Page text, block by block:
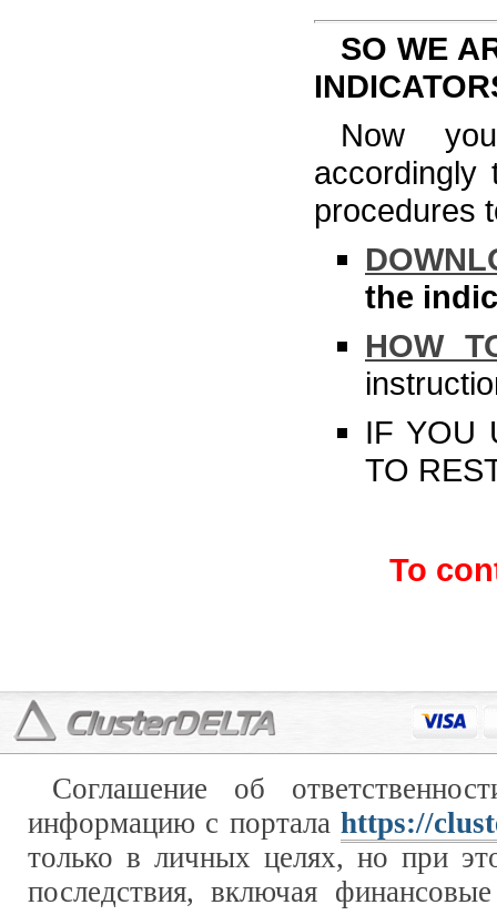
SO WE
Now
accordingly
procedures
the
HOW
IF YOU
TO
To
Соглашение об
информацию с порталаhttps://
только в личных целях, но при
последствия, включая